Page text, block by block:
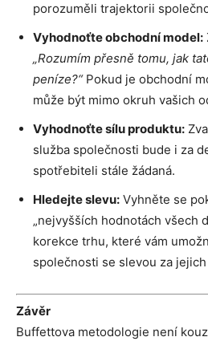
porozuměli trajektorii
Vyhodnoťte obchodní model:
„Rozumím přesně tomu, jak
peníze?“Pokud je obchodní
může být mimo okruh vašich
Vyhodnoťte sílu produktu:
služba společnosti bude i za
spotřebiteli stále žádaná.
Hledejte slevu: Vyhněte se
„nejvyšších hodnotách všech
korekce trhu, které vám
společnosti se slevou za
Závěr
Buffettova metodologie není